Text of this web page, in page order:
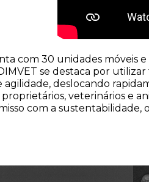
com 30 unidades móveis
se destaca por
deslocando
veterinários e
com a